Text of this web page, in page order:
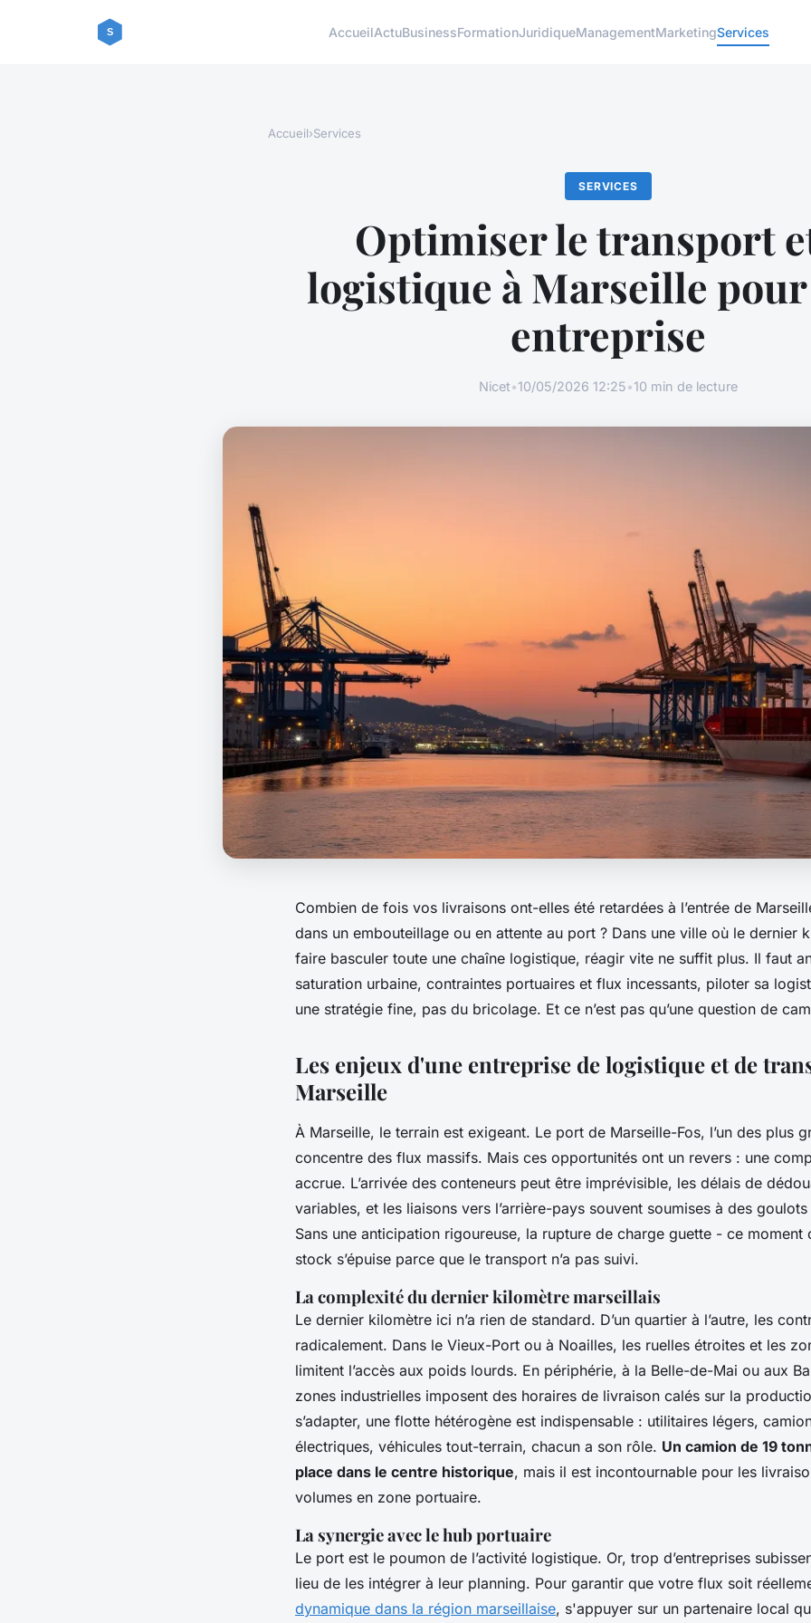
AccueilActuBusinessFormationJuridiqueManagementMarketingServices
Accueil›Services
SERVICES
Optimiser le transport
logistique à Marseille
entreprise
Nicet•10/05/2026 12:25•10 min de lecture
Combien de fois vos livraisons ont-elles été retardées à l’entrée de
dans un embouteillage ou en attente au port ? Dans une ville où le dernier
faire basculer toute une chaîne logistique, réagir vite ne suffit plus. Il faut
saturation urbaine, contraintes portuaires et flux incessants, piloter sa
une stratégie fine, pas du bricolage. Et ce n’est pas qu’une question de
Les enjeux d'une entreprise de logistique et de
Marseille
À Marseille, le terrain est exigeant. Le port de Marseille-Fos, l’un des plus
concentre des flux massifs. Mais ces opportunités ont un revers : une
accrue. L’arrivée des conteneurs peut être imprévisible, les délais de
variables, et les liaisons vers l’arrière-pays souvent soumises à des goulots
Sans une anticipation rigoureuse, la rupture de charge guette - ce moment
stock s’épuise parce que le transport n’a pas suivi.
La complexité du dernier kilomètre marseillais
Le dernier kilomètre ici n’a rien de standard. D’un quartier à l’autre, les
radicalement. Dans le Vieux-Port ou à Noailles, les ruelles étroites et les
limitent l’accès aux poids lourds. En périphérie, à la Belle-de-Mai ou aux
zones industrielles imposent des horaires de livraison calés sur la
s’adapter, une flotte hétérogène est indispensable : utilitaires légers,
électriques, véhicules tout-terrain, chacun a son rôle. Un camion de 19
place dans le centre historique, mais il est incontournable pour les
volumes en zone portuaire.
La synergie avec le hub portuaire
Le port est le poumon de l’activité logistique. Or, trop d’entreprises
lieu de les intégrer à leur planning. Pour garantir que votre flux soit
dynamique dans la région marseillaise, s'appuyer sur un partenaire local